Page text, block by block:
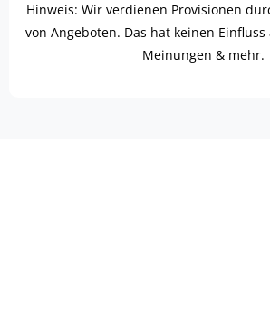
Hinweis: Wir verdienen Provisionen
von Angeboten. Das hat keinen
Meinungen & mehr.